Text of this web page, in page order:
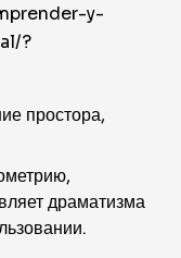
y-
?
простора,
драматизма